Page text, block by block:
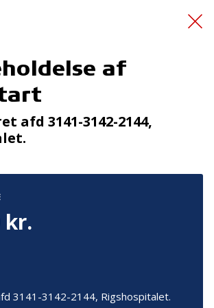
af
afd 3141-3142-2144,
kr.
3141-3142-2144, Rigshospitalet.
indbakke.